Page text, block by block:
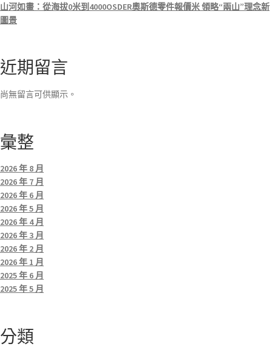
山河如畫：從海拔0米到4000OSDER奧斯德零件報價米 領略“兩山”理念新
圖景
近期留言
尚無留言可供顯示。
彙整
2026 年 8 月
2026 年 7 月
2026 年 6 月
2026 年 5 月
2026 年 4 月
2026 年 3 月
2026 年 2 月
2026 年 1 月
2025 年 6 月
2025 年 5 月
分類